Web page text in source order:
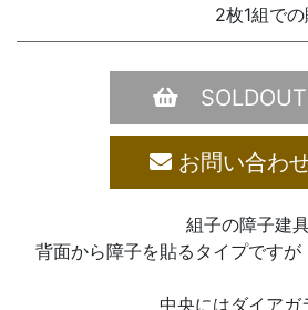
2枚1組で
お問い合わ
組子の障子建
背面から障子を貼るタイプです
中央にはダイアガ